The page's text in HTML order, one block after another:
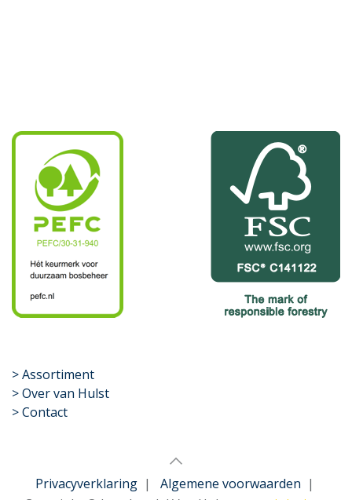
​>Assortiment
> Over van Hulst
> Contact
Privacyverklaring| Algemene voorwaarden |